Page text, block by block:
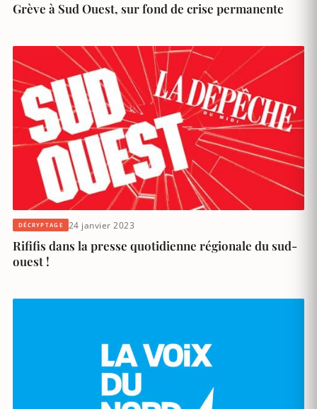
Grève à Sud Ouest, sur fond de crise permanente
DÉCRYPTAGE 24 janvier 2023
Rififis dans la presse quotidienne régionale du sud-
ouest !